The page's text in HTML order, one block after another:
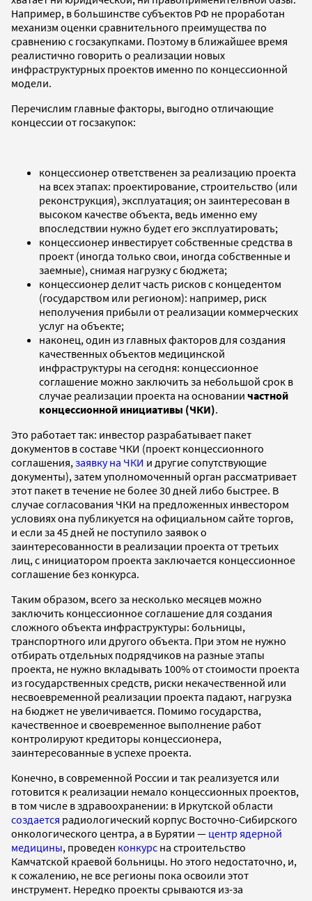
Например, в большинстве субъектов РФ не проработан
механизм оценки сравнительного преимущества по
сравнению с госзакупками. Поэтому в ближайшее время
реалистично говорить о реализации новых
инфраструктурных проектов именно по концессионной
модели.
Перечислим главные факторы, выгодно отличающие
концессии от госзакупок:
концессионер ответственен за реализацию проекта
на всех этапах: проектирование, строительство (или
реконструкция), эксплуатация; он заинтересован в
высоком качестве объекта, ведь именно ему
впоследствии нужно будет его эксплуатировать;
концессионер инвестирует собственные средства в
проект (иногда только свои, иногда собственные и
заемные), снимая нагрузку с бюджета;
концессионер делит часть рисков с концедентом
(государством или регионом): например, риск
неполучения прибыли от реализации коммерческих
услуг на объекте;
наконец, один из главных факторов для создания
качественных объектов медицинской
инфраструктуры на сегодня: концессионное
соглашение можно заключить за небольшой срок в
случае реализации проекта на основании частной
концессионной инициативы (ЧКИ).
Это работает так: инвестор разрабатывает пакет
документов в составе ЧКИ (проект концессионного
соглашения, заявку на ЧКИ и другие сопутствующие
документы), затем уполномоченный орган рассматривает
этот пакет в течение не более 30 дней либо быстрее. В
случае согласования ЧКИ на предложенных инвестором
условиях она публикуется на официальном сайте торгов,
и если за 45 дней не поступило заявок о
заинтересованности в реализации проекта от третьих
лиц, с инициатором проекта заключается концессионное
соглашение без конкурса.
Таким образом, всего за несколько месяцев можно
заключить концессионное соглашение для создания
сложного объекта инфраструктуры: больницы,
транспортного или другого объекта. При этом не нужно
отбирать отдельных подрядчиков на разные этапы
проекта, не нужно вкладывать 100% от стоимости проекта
из государственных средств, риски некачественной или
несвоевременной реализации проекта падают, нагрузка
на бюджет не увеличивается. Помимо государства,
качественное и своевременное выполнение работ
контролируют кредиторы концессионера,
заинтересованные в успехе проекта.
Конечно, в современной России и так реализуется или
готовится к реализации немало концессионных проектов,
в том числе в здравоохранении: в Иркутской области
создается радиологический корпус Восточно-Сибирского
онкологического центра, а в Бурятии — центр ядерной
медицины, проведен конкурс на строительство
Камчатской краевой больницы. Но этого недостаточно, и,
к сожалению, не все регионы пока освоили этот
инструмент. Нередко проекты срываются из-за